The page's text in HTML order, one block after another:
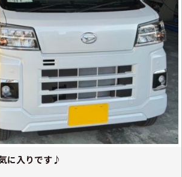
に入りです♪